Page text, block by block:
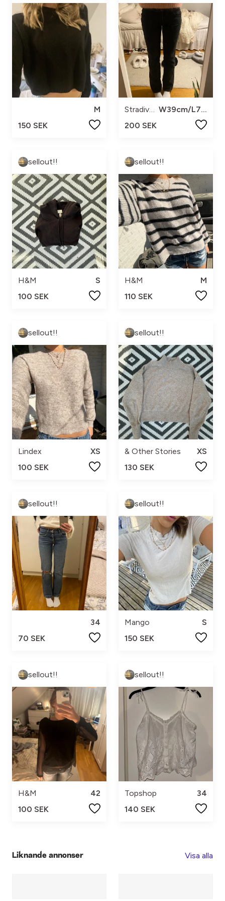
M
150 SEK
Stradivarius
W39cm/L79cm
200 SEK
sellout!!
H&M
S
100 SEK
sellout!!
H&M
M
110 SEK
sellout!!
Lindex
XS
100 SEK
sellout!!
& Other Stories
XS
130 SEK
sellout!!
34
70 SEK
sellout!!
Mango
S
150 SEK
sellout!!
H&M
42
100 SEK
sellout!!
Topshop
34
140 SEK
Liknande annonser Visa alla